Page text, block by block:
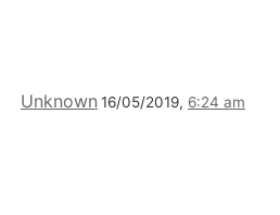
Unknown 16/05/2019, 6:24 am